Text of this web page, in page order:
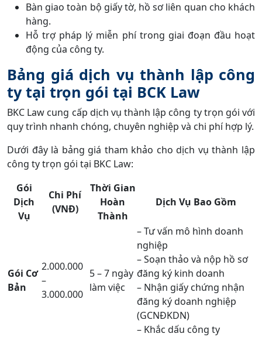
Bàn giao toàn bộ giấy tờ, hồ sơ liên quan cho khách
hàng.
Hỗ trợ pháp lý miễn phí trong giai đoạn đầu hoạt
động của công ty.
Bảng giá dịch vụ thành lập công
ty tại trọn gói tại BCK Law
BKC Law cung cấp dịch vụ thành lập công ty trọn gói với
quy trình nhanh chóng, chuyên nghiệp và chi phí hợp lý.
Dưới đây là bảng giá tham khảo cho dịch vụ thành lập
công ty trọn gói tại BKC Law:
Gói
Dịch
Vụ
Chi Phí
(VNĐ)
Thời Gian
Hoàn
Thành
Dịch Vụ Bao Gồm
Gói Cơ
Bản
2.000.000
–
3.000.000
5 – 7 ngày
làm việc
– Tư vấn mô hình doanh
nghiệp
– Soạn thảo và nộp hồ sơ
đăng ký kinh doanh
– Nhận giấy chứng nhận
đăng ký doanh nghiệp
(GCNĐKDN)
– Khắc dấu công ty